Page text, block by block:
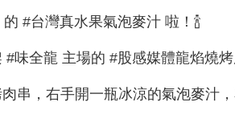
#台灣真水果氣泡麥汁 啦！🍾
#味全龍 主場的 #股感媒體龍焰燒
串，右手開一瓶冰涼的氣泡麥汁